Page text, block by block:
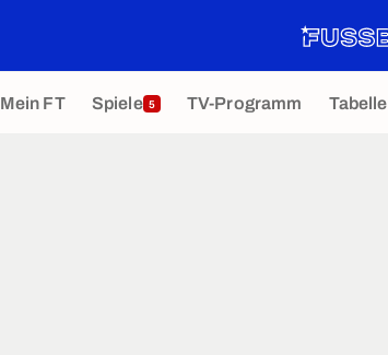
Mein FT Spiele 5 TV-Programm Tabelle